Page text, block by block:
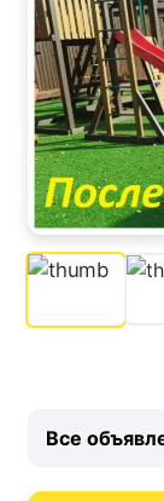
Все